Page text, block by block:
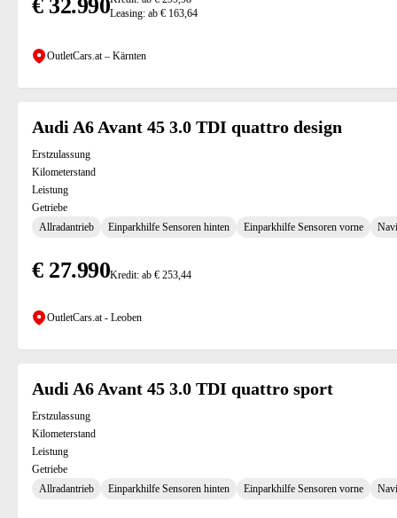
€ 32.990Leasing: ab € 163,64
OutletCars.at – Kärnten
Audi A6 Avant 45 3.0 TDI quattro design
Erstzulassung
Kilometerstand
Leistung
Getriebe
Allradantrieb
Einparkhilfe Sensoren hinten Einparkhilfe Sensoren vorne
€ 27.990Kredit: ab € 253,44
OutletCars.at - Leoben
Audi A6 Avant 45 3.0 TDI quattro sport
Erstzulassung
Kilometerstand
Leistung
Getriebe
Allradantrieb
Einparkhilfe Sensoren hinten Einparkhilfe Sensoren vorne